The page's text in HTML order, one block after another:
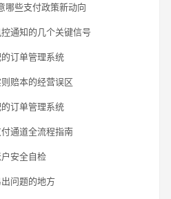
哪些支付政策新动向
通知的几个关键信号
订单管理系统
赔本的经营误区
订单管理系统
通道全流程指南
安全自检
问题的地方